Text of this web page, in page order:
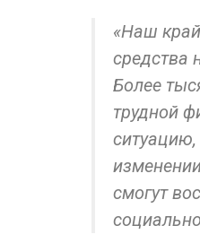
«Наш
средства
Более
трудной
смогут